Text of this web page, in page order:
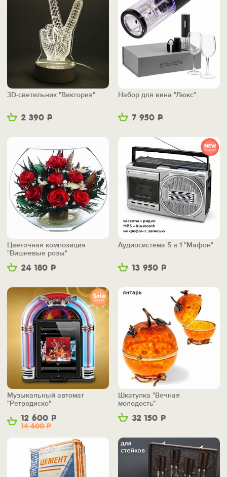
2 390 Р
3D-светильник "Виктория"
7 950 Р
Набор для вина "Люкс"
24 180 Р
Цветочная композиция
"Вишневые розы"
13 950 Р
Аудиосистема 5 в 1 "Мафон"
12 600 Р
14 600Р
Музыкальный автомат
"Ретродиско"
32 150 Р
Шкатулка "Вечная
молодость"